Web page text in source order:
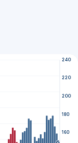
160
180
200
220
240